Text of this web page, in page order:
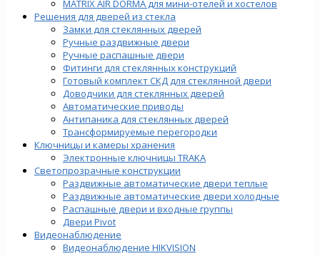
MATRIX AIR DORMA для мини-отелей и хостелов
Решения для дверей из стекла
Замки для стеклянных дверей
Ручные раздвижные двери
Ручные распашные двери
Фитинги для стеклянных конструкций
Готовый комплект СКД для стеклянной двери
Доводчики для стеклянных дверей
Автоматические приводы
Антипаника для стеклянных дверей
Трансформируемые перегородки
Ключницы и камеры хранения
Электронные ключницы TRAKA
Светопрозрачные конструкции
Раздвижные автоматические двери теплые
Раздвижные автоматические двери холодные
Распашные двери и входные группы
Двери Pivot
Видеонаблюдение
Видеонаблюдение HIKVISION